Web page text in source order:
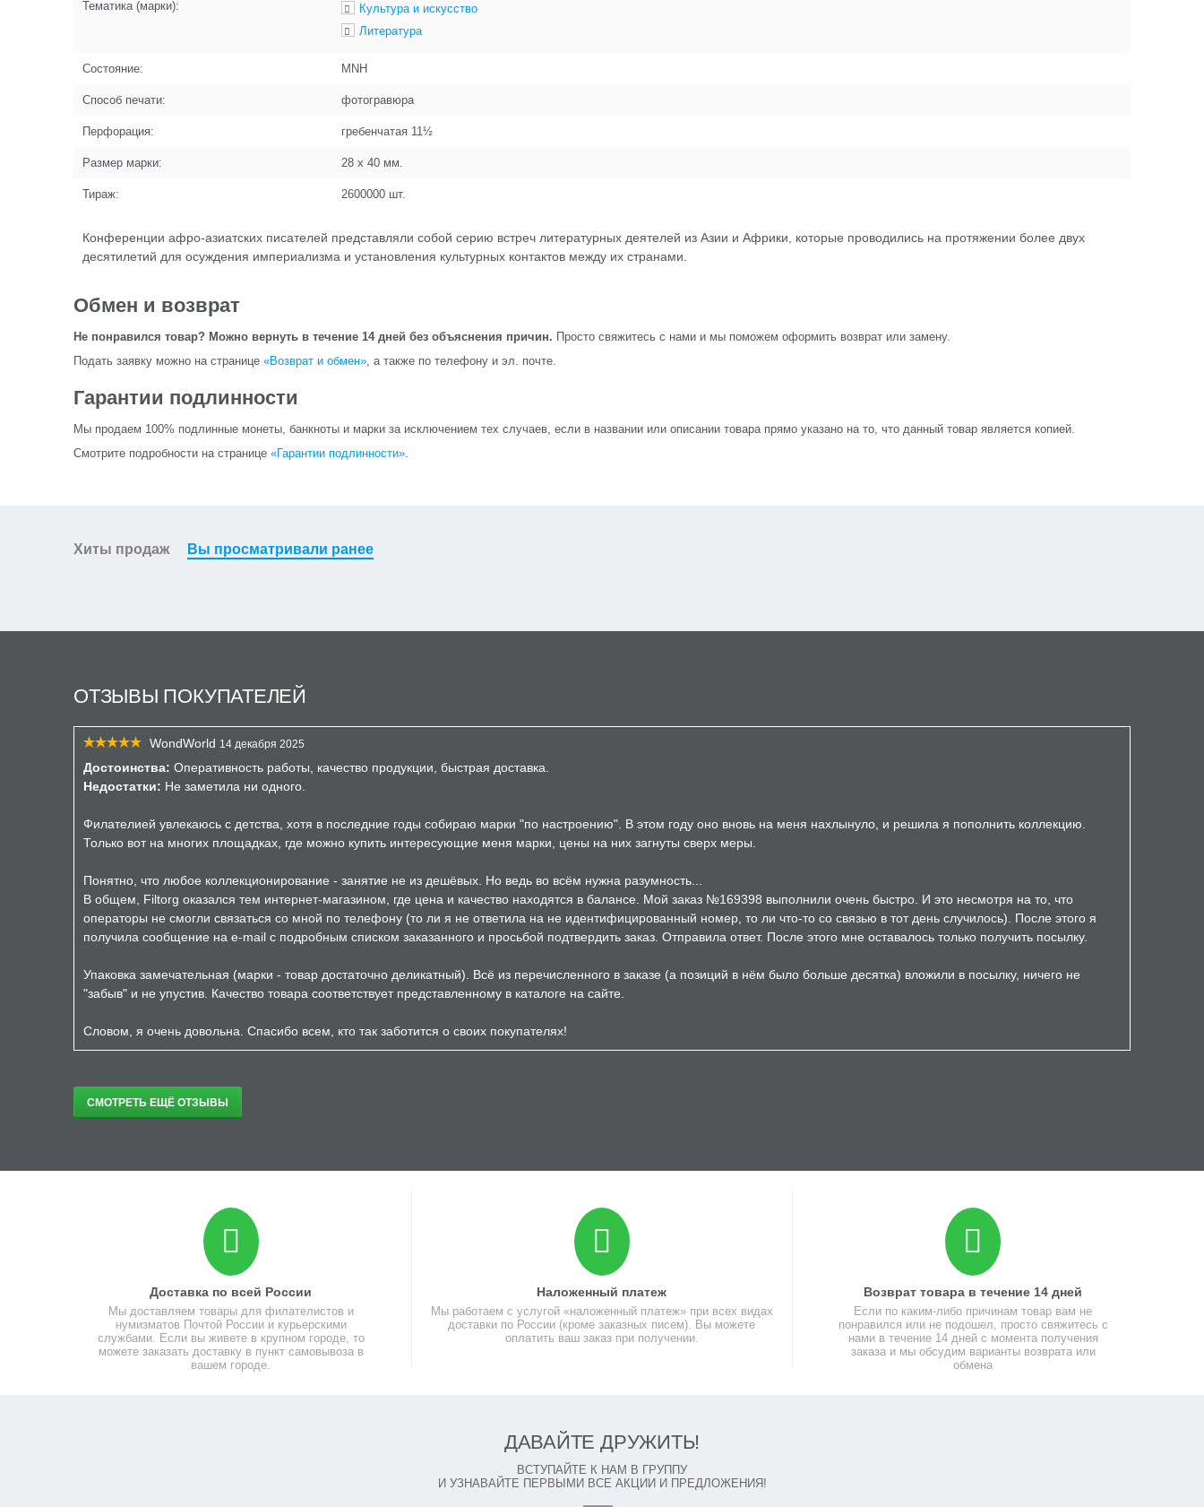
Тематика (марки):
Культура и искусство
Литература
Состояние: MNH
Способ печати: фотогравюра
Перфорация: гребенчатая 11½
Размер марки: 28 x 40 мм.
Тираж: 2600000 шт.
Конференции афро-азиатских писателей представляли собой серию встреч литературных деятелей из Азии и Африки, которые проводились на протяжении более двух
десятилетий для осуждения империализма и установления культурных контактов между их странами.
Обмен и возврат
Не понравился товар? Можно вернуть в течение 14 дней без объяснения причин. Просто свяжитесь с нами и мы поможем оформить возврат или замену.
Подать заявку можно на странице «Возврат и обмен», а также по телефону и эл. почте.
Гарантии подлинности
Мы продаем 100% подлинные монеты, банкноты и марки за исключением тех случаев, если в названии или описании товара прямо указано на то, что данный товар является копией.
Смотрите подробности на странице «Гарантии подлинности».
Хиты продаж Вы просматривали ранее
ОТЗЫВЫ ПОКУПАТЕЛЕЙ
WondWorld 14 декабря 2025
Достоинства: Оперативность работы, качество продукции, быстрая доставка.
Недостатки: Не заметила ни одного.
Филателией увлекаюсь с детства, хотя в последние годы собираю марки "по настроению". В этом году оно вновь на меня нахлынуло, и решила я пополнить коллекцию.
Только вот на многих площадках, где можно купить интересующие меня марки, цены на них загнуты сверх меры.
Понятно, что любое коллекционирование - занятие не из дешёвых. Но ведь во всём нужна разумность...
В общем, Filtorg оказался тем интернет-магазином, где цена и качество находятся в балансе. Мой заказ №169398 выполнили очень быстро. И это несмотря на то, что
операторы не смогли связаться со мной по телефону (то ли я не ответила на не идентифицированный номер, то ли что-то со связью в тот день случилось). После этого я
получила сообщение на e-mail с подробным списком заказанного и просьбой подтвердить заказ. Отправила ответ. После этого мне оставалось только получить посылку.
Упаковка замечательная (марки - товар достаточно деликатный). Всё из перечисленного в заказе (а позиций в нём было больше десятка) вложили в посылку, ничего не
"забыв" и не упустив. Качество товара соответствует представленному в каталоге на сайте.
Словом, я очень довольна. Спасибо всем, кто так заботится о своих покупателях!
СМОТРЕТЬ ЕЩЁ ОТЗЫВЫ
Доставка по всей России
Мы доставляем товары для филателистов и
нумизматов Почтой России и курьерскими
службами. Если вы живете в крупном городе, то
можете заказать доставку в пункт самовывоза в
вашем городе.
Наложенный платеж
Мы работаем с услугой «наложенный платеж» при всех видах
доставки по России (кроме заказных писем). Вы можете
оплатить ваш заказ при получении.
Возврат товара в течение 14 дней
Если по каким-либо причинам товар вам не
понравился или не подошел, просто свяжитесь с
нами в течение 14 дней с момента получения
заказа и мы обсудим варианты возврата или
обмена
ДАВАЙТЕ ДРУЖИТЬ!
ВСТУПАЙТЕ К НАМ В ГРУППУ
И УЗНАВАЙТЕ ПЕРВЫМИ ВСЕ АКЦИИ И ПРЕДЛОЖЕНИЯ!